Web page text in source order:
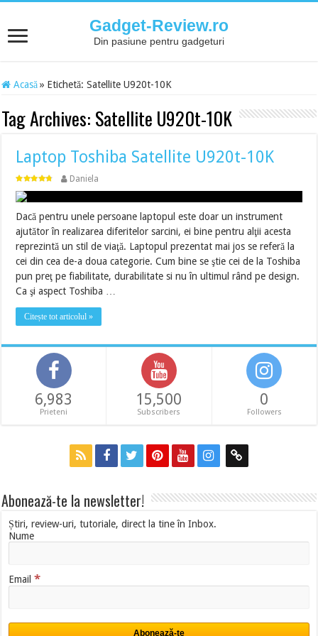
Gadget-Review.ro
Din pasiune pentru gadgeturi
Acasă » Etichetă:Satellite U920t-10K
Tag Archives: Satellite U920t-10K
Laptop Toshiba Satellite U920t-10K
Daniela
Dacă pentru unele persoane laptopul este doar un instrument
ajutător în realizarea diferitelor sarcini, ei bine pentru alţii acesta
reprezintă un stil de viaţă. Laptopul prezentat mai jos se referă la
cei din cea de-a doua categorie. Cum bine se ştie cei de la Toshiba
pun preţ pe fiabilitate, durabilitate si nu în ultimul rând pe design.
Ca şi aspect Toshiba …
Citește tot articolul »
6,983
Prieteni
15,500
Subscribers
0
Followers
Abonează-te la newsletter!
Știri, review-uri, tutoriale, direct la tine în Inbox.
Nume
Email*